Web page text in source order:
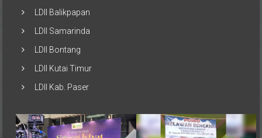
LDII Balikpapan
LDII Samarinda
LDII Bontang
LDII Kutai Timur
LDII Kab. Paser